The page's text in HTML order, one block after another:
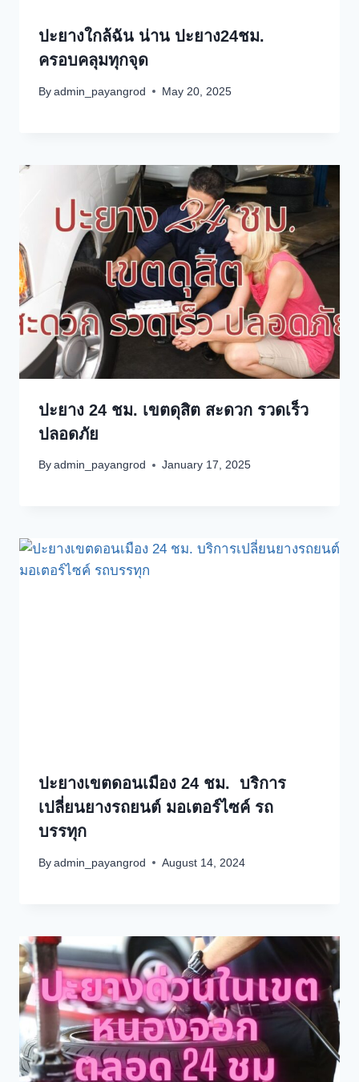
ปะยางใกล้ฉัน น่าน ปะยาง24ชม.
ครอบคลุมทุกจุด
By admin_payangrod May 20, 2025
ปะยาง 24 ชม. เขตดุสิต สะดวก รวดเร็ว
ปลอดภัย
By admin_payangrod January 17, 2025
ปะยางเขตดอนเมือง 24 ชม. บริการ
เปลี่ยนยางรถยนต์ มอเตอร์ไซค์ รถ
บรรทุก
By admin_payangrod August 14, 2024